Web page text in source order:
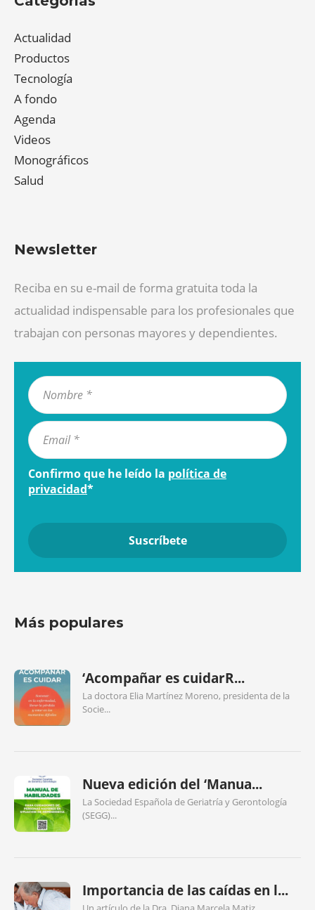
Actualidad
Productos
Tecnología
A fondo
Agenda
Videos
Monográficos
Salud
Newsletter
Reciba en su e-mail de forma gratuita toda la
actualidad indispensable para los profesionales que
trabajan con personas mayores y dependientes.
Confirmo que he leído la política de
privacidad*
Más populares
‘Acompañar es cuidarR...
La doctora Elia Martínez Moreno, presidenta de la
Socie...
Nueva edición del ‘Manua...
La Sociedad Española de Geriatría y Gerontología
(SEGG)...
Importancia de las caídas en l...